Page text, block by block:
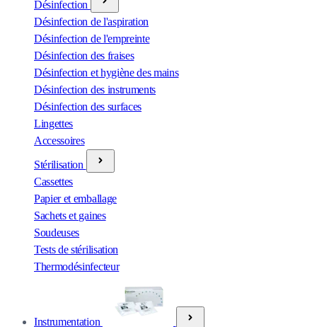
Désinfection
Désinfection de l'aspiration
Désinfection de l'empreinte
Désinfection des fraises
Désinfection et hygiène des mains
Désinfection des instruments
Désinfection des surfaces
Lingettes
Accessoires
Stérilisation
Cassettes
Papier et emballage
Sachets et gaines
Soudeuses
Tests de stérilisation
Thermodésinfecteur
Instrumentation